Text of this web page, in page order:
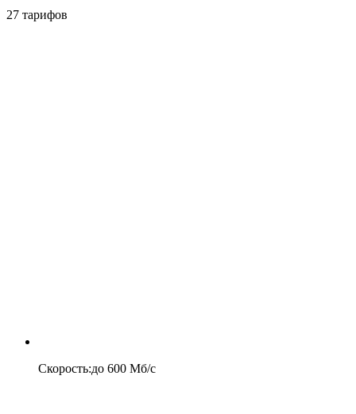
27 тарифов
Скорость:до 600 Мб/c